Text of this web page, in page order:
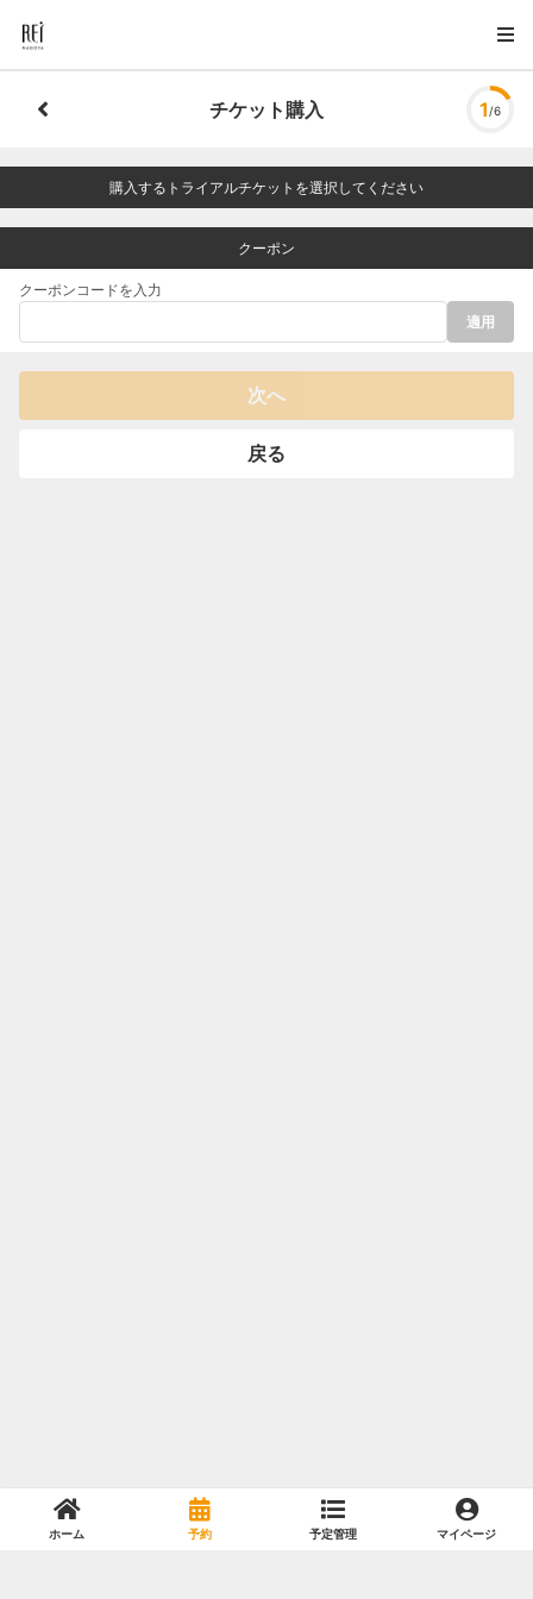
チケット購入 1 /6
購入するトライアルチケットを選択してください
クーポン
クーポンコードを入力
適用
次へ
戻る
ホーム 予約 予定管理 マイページ